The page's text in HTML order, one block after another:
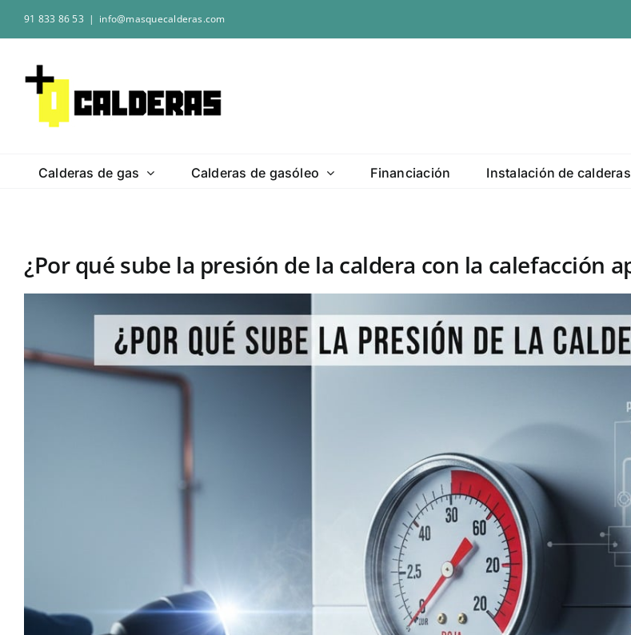
91 833 86 53 | info@masquecalderas.com
Calderas de gas Calderas de gasóleo Financiación Instalación de calderas
¿Por qué sube la presión de la caldera con la calefacción